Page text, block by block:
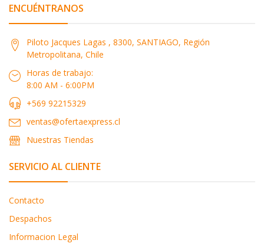
ENCUÉNTRANOS
Piloto Jacques Lagas , 8300, SANTIAGO, Región
Metropolitana, Chile
Horas de trabajo:
8:00 AM - 6:00PM
+569 92215329
ventas@ofertaexpress.cl
Nuestras Tiendas
SERVICIO AL CLIENTE
Contacto
Despachos
Informacion Legal